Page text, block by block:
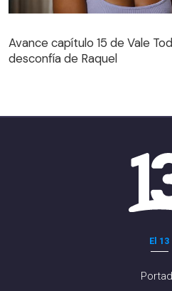
desconfía de Raquel
Avance capítulo 15 de Vale
desconfía de Raquel
El 13